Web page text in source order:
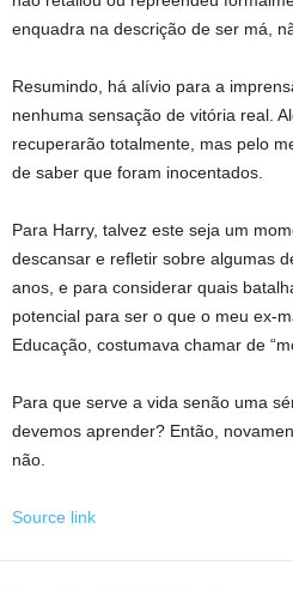
enquadra na descrição de ser má,
Resumindo, há alívio para a
nenhuma sensação de vitória real.
recuperarão totalmente, mas pelo
de saber que foram inocentados.
Para Harry, talvez este seja um
descansar e refletir sobre algumas
anos, e para considerar quais
potencial para ser o que o meu ex-
Educação, costumava chamar de
Para que serve a vida senão uma
devemos aprender? Então,
não.
Source link